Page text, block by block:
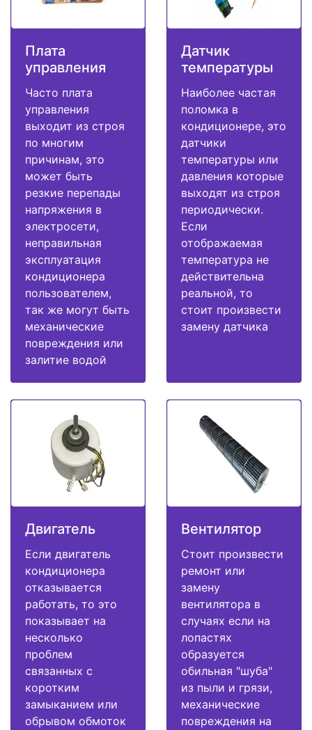
Плата
управления
Часто плата
управления
выходит из строя
по многим
причинам, это
может быть
резкие перепады
напряжения в
электросети,
неправильная
эксплуатация
кондиционера
пользователем,
так же могут быть
механические
повреждения или
залитие водой
Датчик
температуры
Наиболее частая
поломка в
кондиционере, это
датчики
температуры или
давления которые
выходят из строя
периодически.
Если
отображаемая
температура не
действительна
реальной, то
стоит произвести
замену датчика
Двигатель
Если двигатель
кондиционера
отказывается
работать, то это
показывает на
несколько
проблем
связанных с
коротким
замыканием или
обрывом обмоток
Вентилятор
Стоит произвести
ремонт или
замену
вентилятора в
случаях если на
лопастях
образуется
обильная "шуба"
из пыли и грязи,
механические
повреждения на